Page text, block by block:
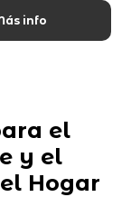
info
el
y el
Hogar